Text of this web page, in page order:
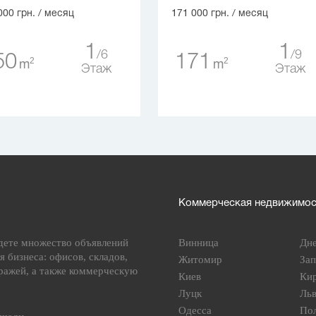
грн. / месяц
m2 1
6
Этаж
171 000 грн. / месяц
171 m2 1
9
Этаж
множество объявлений
бизнеса: офисов, складов,
а также коммерческую
Коммерческая
Винница
Житомир
Киев
Луцк
Одесса